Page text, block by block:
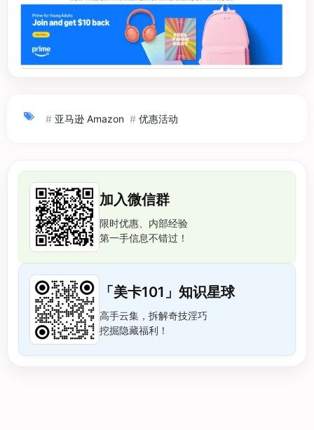
# 亚马逊 Amazon # 优惠活动
加入微信群
限时优惠、内部经验
第一手信息不错过！
「美卡101」知识星球
高手云集，拆解奇技淫巧
挖掘隐藏福利！